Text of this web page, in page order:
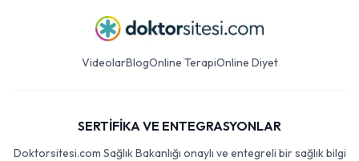
VideolarBlogOnline TerapiOnline Diyet
SERTİFİKA VE ENTEGRASYONLAR
Doktorsitesi.com Sağlık Bakanlığı onaylı ve entegreli bir sağlık bilgi